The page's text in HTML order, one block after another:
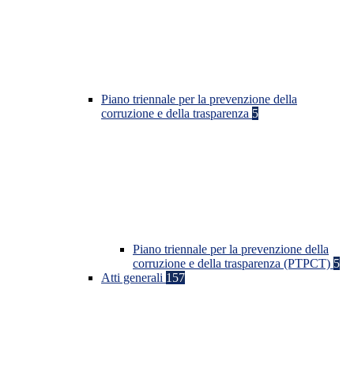
Piano triennale per la prevenzione della
corruzione e della trasparenza 5
Piano triennale per la prevenzione della
corruzione e della trasparenza (PTPCT) 5
Atti generali 157